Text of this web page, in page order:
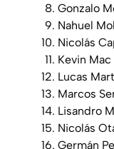
Gonzalo
Nahuel
Nicolás
Kevin
Lucas
Marcos
Lisandro
Nicolás
Germán